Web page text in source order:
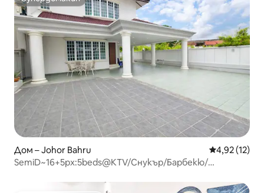
Супердомакин
Дом – Johor Bahru Средна
4,92 (12)
SemiD~16+5px:5beds@KTV/Снукър/Барбекю/